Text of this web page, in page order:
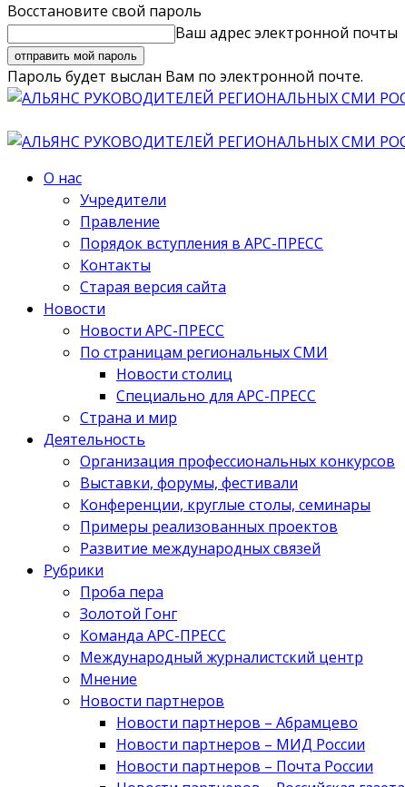
Восстановите свой пароль
Ваш адрес электронной почты
Пароль будет выслан Вам по электронной почте.
О нас
Учредители
Правление
Порядок вступления в АРС-ПРЕСС
Контакты
Старая версия сайта
Новости
Новости АРС-ПРЕСС
По страницам региональных СМИ
Новости столиц
Специально для АРС-ПРЕСС
Страна и мир
Деятельность
Организация профессиональных конкурсов
Выставки, форумы, фестивали
Конференции, круглые столы, семинары
Примеры реализованных проектов
Развитие международных связей
Рубрики
Проба пера
Золотой Гонг
Команда АРС-ПРЕСС
Международный журналистский центр
Мнение
Новости партнеров
Новости партнеров – Абрамцево
Новости партнеров – МИД России
Новости партнеров – Почта России